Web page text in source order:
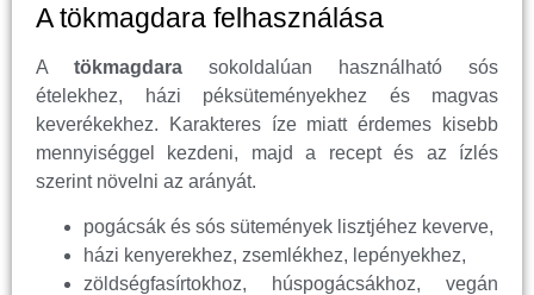
A tökmagdara felhasználása
A tökmagdara sokoldalúan használható sós
ételekhez, házi péksüteményekhez és magvas
keverékekhez. Karakteres íze miatt érdemes kisebb
mennyiséggel kezdeni, majd a recept és az ízlés
szerint növelni az arányát.
pogácsák és sós sütemények lisztjéhez keverve,
házi kenyerekhez, zsemlékhez, lepényekhez,
zöldségfasírtokhoz, húspogácsákhoz, vegán